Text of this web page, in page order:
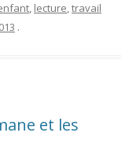
, lecture,travail
.
et les